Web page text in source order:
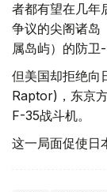
者都有望在几年
争议的尖阁诸岛
属岛屿）的防卫
但美国却拒绝
Raptor)，东京
F-35战斗机。
这一局面促使日